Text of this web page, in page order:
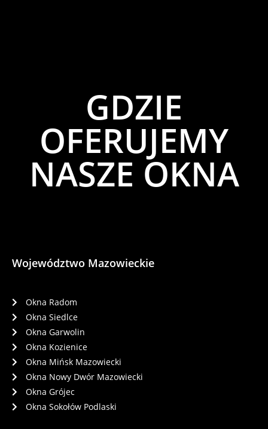
GDZIE
OFERUJEMY
NASZE OKNA
Województwo Mazowieckie
Okna Radom
Okna Siedlce
Okna Garwolin
Okna Kozienice
Okna Mińsk Mazowiecki
Okna Nowy Dwór Mazowiecki
Okna Grójec
Okna Sokołów Podlaski